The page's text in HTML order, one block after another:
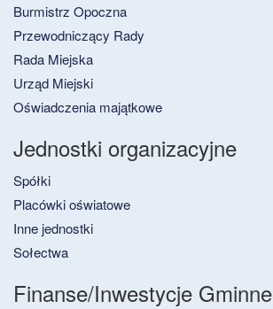
Burmistrz Opoczna
Przewodniczący Rady
Rada Miejska
Urząd Miejski
Oświadczenia majątkowe
Jednostki organizacyjne
Spółki
Placówki oświatowe
Inne jednostki
Sołectwa
Finanse/Inwestycje Gminne